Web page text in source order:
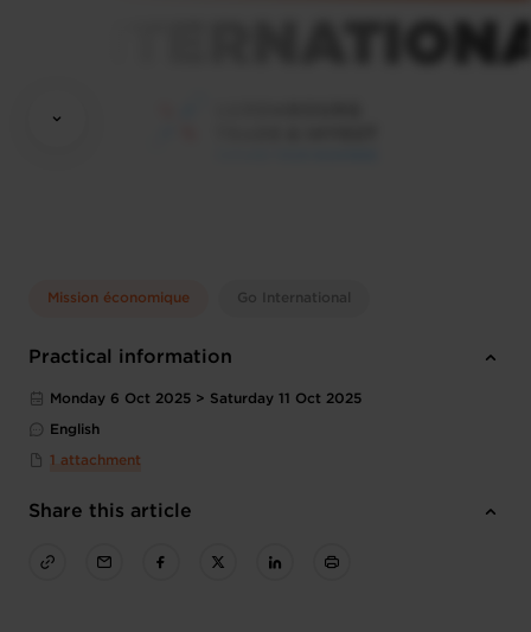
Mission économique Go International
Practical information
Monday 6 Oct 2025 > Saturday 11 Oct 2025
English
1 attachment
Share this article